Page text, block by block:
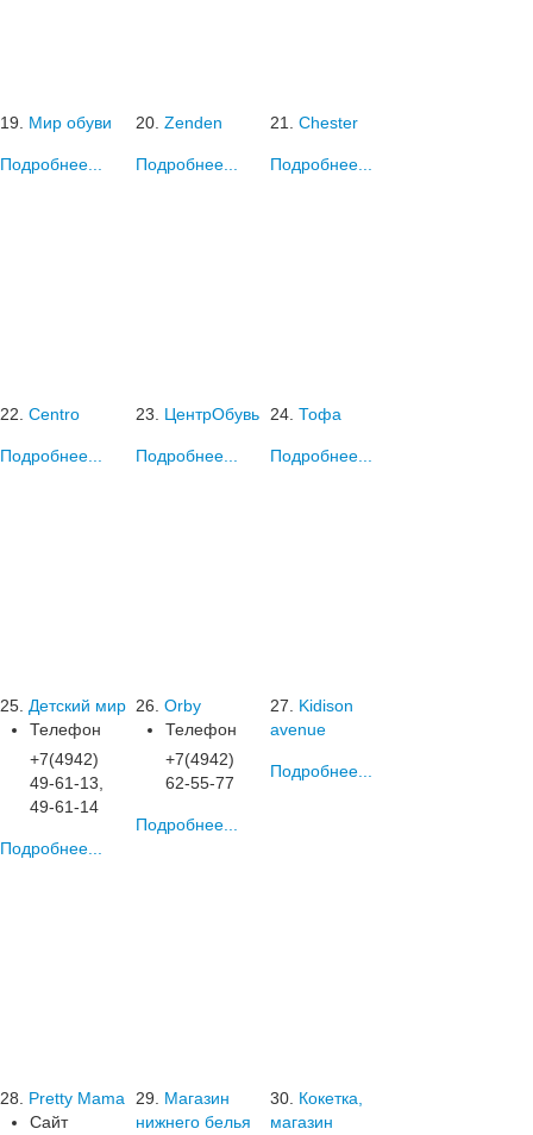
19. Мир обуви
Подробнее...
20. Zenden
Подробнее...
21. Chester
Подробнее...
22. Centro
Подробнее...
23. ЦентрОбувь
Подробнее...
24. Тофа
Подробнее...
25. Детский мир
Телефон
+7(4942)
49-61-13,
49-61-14
Подробнее...
26. Orby
Телефон
+7(4942)
62-55-77
Подробнее...
27.
Kidison
avenue
Подробнее...
28.
Pretty Mama
Сайт
29.
Магазин
нижнего белья
30. Кокетка,
магазин